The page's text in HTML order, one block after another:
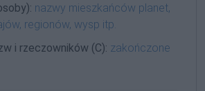
nazwy mieszkańców planet,
regionów, wysp itp.
i rzeczowników (C): zakończone